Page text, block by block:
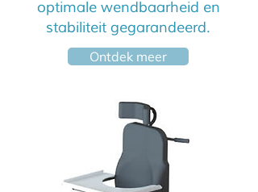
optimale wendbaarheid en
stabiliteit gegarandeerd.
Ontdek meer